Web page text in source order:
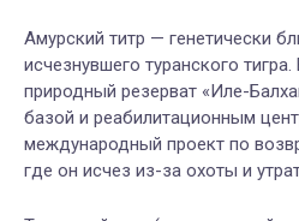
Амурский титр — генетически
исчезнувшего туранского
природный резерват «Иле-
базой и реабилитационным
международный проект по
где он исчез из-за охоты и